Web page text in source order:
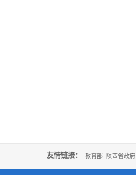
友情链接： 教育部 陕西省政府